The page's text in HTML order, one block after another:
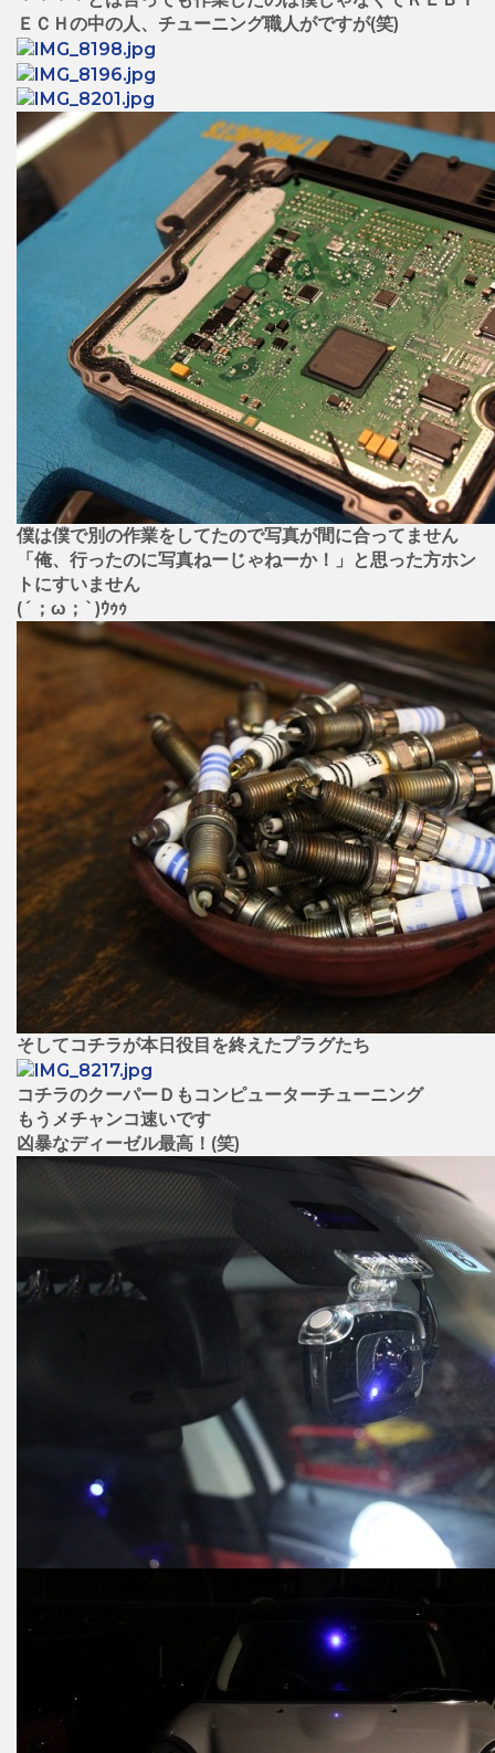
ＥＣＨの中の人、チューニング職人がですが(笑)
僕は僕で別の作業をしてたので写真が間に合ってません
「俺、行ったのに写真ねーじゃねーか！」と思った方ホン
トにすいません
(´；ω；`)ｳｩｩ
そしてコチラが本日役目を終えたプラグたち
コチラのクーパーＤもコンピューターチューニング
もうメチャンコ速いです
凶暴なディーゼル最高！(笑)